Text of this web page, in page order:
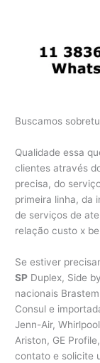
Buscamos
Qualidade essa
clientes através
precisa, do
primeira linha, da
de serviços de
relação custo x
Se estiver
SP Duplex, Side
nacionais
Consul e
Jenn-Air,
Ariston, GE
contato e solicite